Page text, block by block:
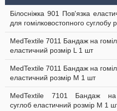
Білосніжка 901 Пов'язка
для гомілковостопного суглобу
MedTextile 7011 Бандаж на
еластичний розмір L 1 шт
MedTextile 7011 Бандаж на
еластичний розмір M 1 шт
MedTextile 7101 Бандаж на
суглоб еластичний розмір M 1